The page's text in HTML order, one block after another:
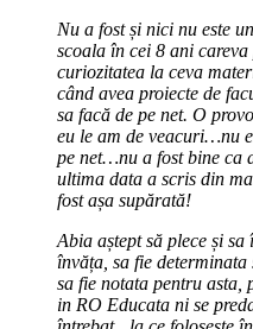
Nu a fost și nici nu este
scoala în cei 8 ani
curiozitatea la ceva
când avea proiecte de
sa facă de pe net. O
eu le am de veacuri…nu
pe net…nu a fost bine ca
ultima data a scris din
fost așa supărată!
Abia aștept să plece și
învăța, sa fie determinata
sa fie notata pentru asta,
in RO Educata ni se